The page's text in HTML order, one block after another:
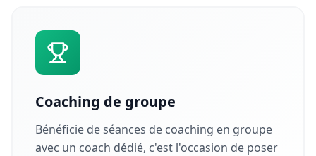
Coaching de groupe
Bénéficie de séances de coaching en groupe
avec un coach dédié, c'est l'occasion de poser